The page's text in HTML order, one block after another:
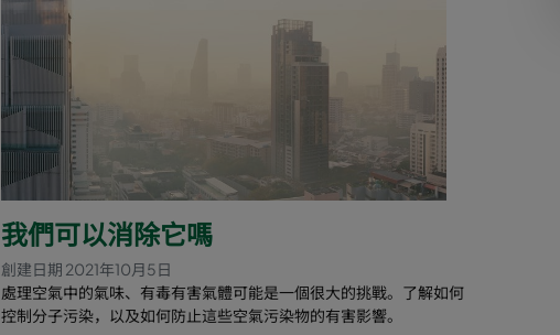
我們可以消除它嗎
創建日期 2021年10月5日
處理空氣中的氣味、有毒有害氣體可能是一個很大的挑戰。了解如何
控制分子污染，以及如何防止這些空氣污染物的有害影響。